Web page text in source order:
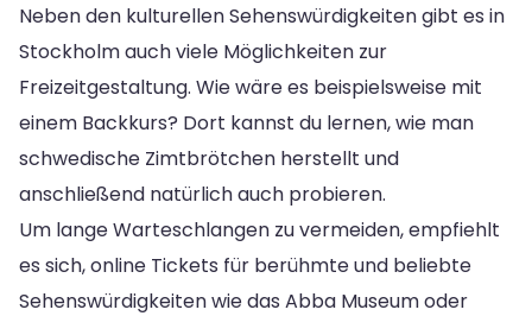
Neben den kulturellen Sehenswürdigkeiten gibt es in
Stockholm auch viele Möglichkeiten zur
Freizeitgestaltung. Wie wäre es beispielsweise mit
einem Backkurs? Dort kannst du lernen, wie man
schwedische Zimtbrötchen herstellt und
anschließend natürlich auch probieren.
Um lange Warteschlangen zu vermeiden, empfiehlt
es sich, online Tickets für berühmte und beliebte
Sehenswürdigkeiten wie das Abba Museum oder